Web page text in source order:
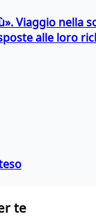
Viaggio nella
alle loro
te